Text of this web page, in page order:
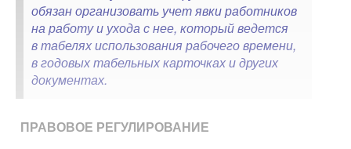
обязан организовать учет явки работников
на работу и ухода с нее, который ведется
в табелях использования рабочего времени,
в годовых табельных карточках и других
документах.
ПРАВОВОЕ РЕГУЛИРОВАНИЕ